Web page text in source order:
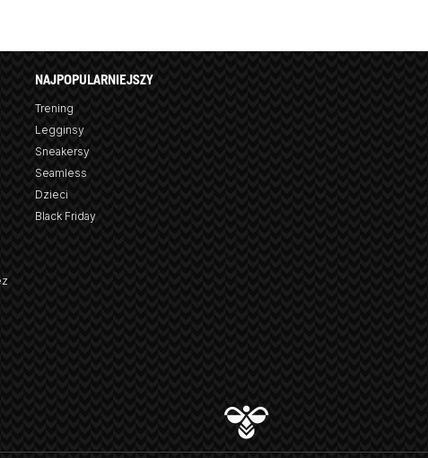
NAJPOPULARNIEJSZY
Trening
Legginsy
Sneakersy
Seamless
Dzieci
Black Friday